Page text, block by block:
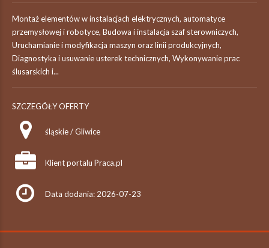
Montaż elementów w instalacjach elektrycznych, automatyce
przemysłowej i robotyce, Budowa i instalacja szaf sterowniczych,
Uruchamianie i modyfikacja maszyn oraz linii produkcyjnych,
Diagnostyka i usuwanie usterek technicznych, Wykonywanie prac
ślusarskich i...
SZCZEGÓŁY OFERTY
śląskie / Gliwice
Klient portalu Praca.pl
Data dodania: 2026-07-23